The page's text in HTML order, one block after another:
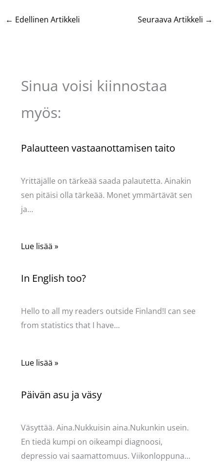
← Edellinen Artikkeli Seuraava Artikkeli →
Sinua voisi kiinnostaa
myös:
Palautteen vastaanottamisen taito
Yrittäjälle on tärkeää saada palautetta. Ainakin
sen pitäisi olla tärkeää. Monet ymmärtävät sen
ja…
Lue lisää »
In English too?
Hello to all my readers outside Finland!I can see
from statistics that I have…
Lue lisää »
Päivän asu ja väsy
Väsyttää. Aina.Nukkuisin aina.Nukunkin usein.
En tiedä kumpi on oikeampi diagnoosi,
depressio vai saamattomuus. Viikonloppuna…